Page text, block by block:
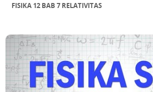
FISIKA 12 BAB 7 RELATIVITAS